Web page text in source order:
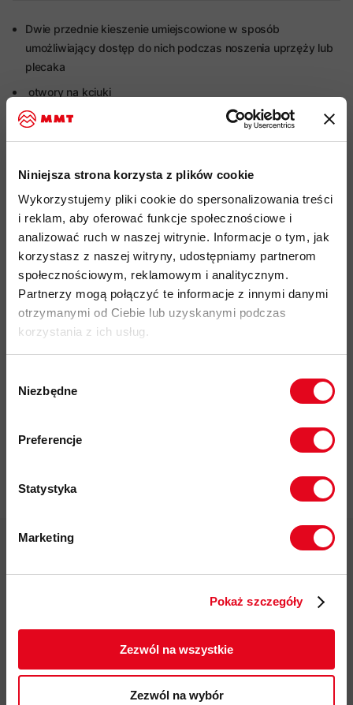
Niniejsza strona korzysta z plików cookie
Wykorzystujemy pliki cookie do spersonalizowania treści
i reklam, aby oferować funkcje społecznościowe i
analizować ruch w naszej witrynie. Informacje o tym, jak
korzystasz z naszej witryny, udostępniamy partnerom
społecznościowym, reklamowym i analitycznym.
Partnerzy mogą połączyć te informacje z innymi danymi
otrzymanymi od Ciebie lub uzyskanymi podczas
korzystania z ich usług.
zgody
Niezbędne
Preferencje
Statystyka
Marketing
Pokaż szczegóły
Zezwól na wszystkie
Zezwól na wybór
Dwie przednie kieszenie umiejscowione w sposób
umożliwiający dostęp do nich podczas noszenia uprzęży lub
plecaka
otwory na kciuki
Specyfikacja
Do tego produktu rekomendujemy
Darmowa dostawa od 200 zł
zgodnie z Polityką prywatności.